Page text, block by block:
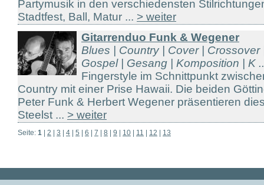
Partymusik in den verschiedensten
Stadtfest, Ball, Matur ... > weiter
Gitarrenduo Funk & Wegener
Blues | Country | Cover |
Gospel | Gesang | Komposition | K
Fingerstyle im Schnittpunkt
Country mit einer Prise Hawaii. Die beiden
Peter Funk & Herbert Wegener präsentieren
Steelst ... > weiter
Seite: 1 2 3 4 5 6 7 8 9 10 11 12 13